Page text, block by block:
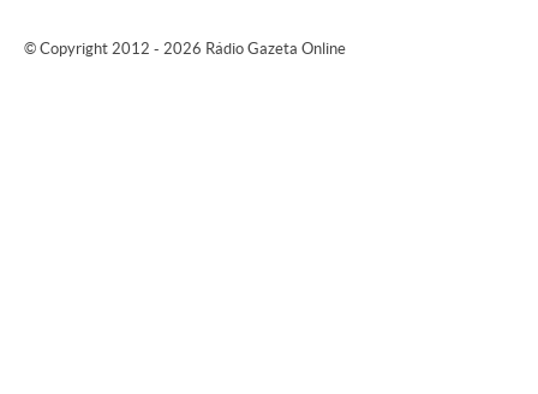
© Copyright 2012 - 2026 Rádio Gazeta Online